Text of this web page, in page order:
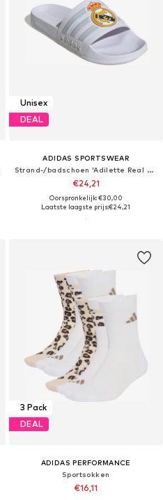
Unisex
DEAL
ADIDAS SPORTSWEAR
Strand-/badschoen 'Adilette Real Madrid'
€24,21
Oorspronkelijk: €30,00
Laatste laagste prijs:€24,21
3 Pack
DEAL
ADIDAS PERFORMANCE
Sportsokken
€16,11